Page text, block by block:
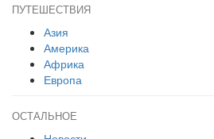
ПУТЕШЕСТВИЯ
Азия
Америка
Африка
Европа
ОСТАЛЬНОЕ